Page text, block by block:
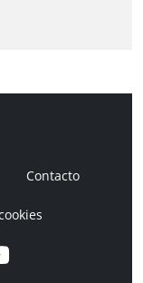
Contacto